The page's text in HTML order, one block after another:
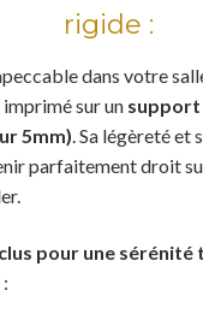
rigide :
dans votre
sur un support
5mm) . Sa légèreté et
parfaitement droit
pour une sérénité